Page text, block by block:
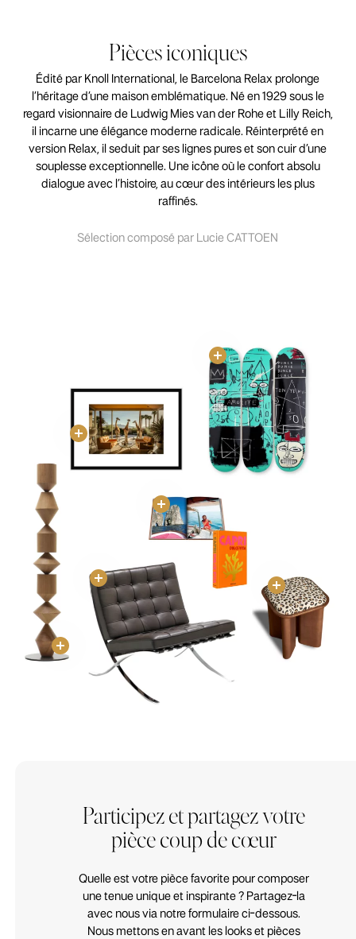
Pièces iconiques
Édité par Knoll International, le Barcelona Relax prolonge
l’héritage d’une maison emblématique. Né en 1929 sous le
regard visionnaire de Ludwig Mies van der Rohe et Lilly Reich,
il incarne une élégance moderne radicale. Réinterprété en
version Relax, il seduit par ses lignes pures et son cuir d’une
souplesse exceptionnelle. Une icône où le confort absolu
dialogue avec l’histoire, au cœur des intérieurs les plus
raffinés.
Sélection composé par Lucie CATTOEN
Participez et partagez votre
pièce coup de cœur
Quelle est votre pièce favorite pour composer
une tenueunique et inspirante ? Partagez-la
avec nous via notre formulaire ci-dessous.
Nous mettons en avant les looks et pièces